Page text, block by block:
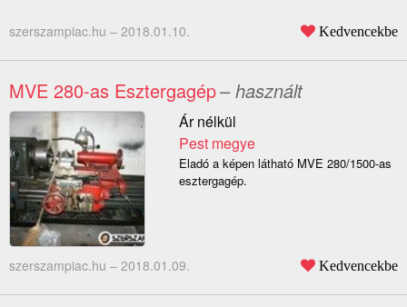
szerszampiac.hu – 2018.01.10. Kedvencekbe
MVE 280-as Esztergagép– használt
Ár nélkül
Pest megye
Eladó a képen látható MVE 280/1500-as
esztergagép.
szerszampiac.hu – 2018.01.09. Kedvencekbe